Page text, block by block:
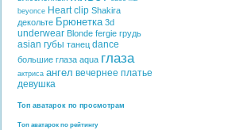
beyonce Heart clip Shakira
декольте Брюнетка 3d
underwear Blonde fergie грудь
asian губы танец dance
большие глаза aqua глаза
актриса ангел вечернее платье
девушка
Топ аватарок по просмотрам
Топ аватарок по рейтингу